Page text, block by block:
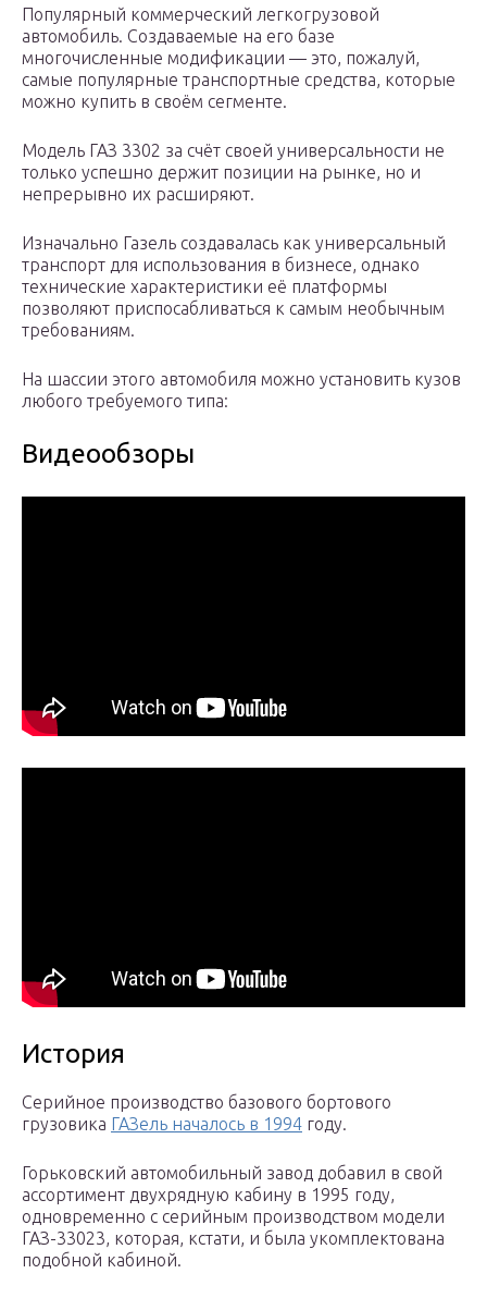
Популярный коммерческий легкогрузовой
автомобиль. Создаваемые на его базе
многочисленные модификации — это, пожалуй,
самые популярные транспортные средства, которые
можно купить в своём сегменте.
Модель ГАЗ 3302 за счёт своей универсальности не
только успешно держит позиции на рынке, но и
непрерывно их расширяют.
Изначально Газель создавалась как универсальный
транспорт для использования в бизнесе, однако
технические характеристики её платформы
позволяют приспосабливаться к самым необычным
требованиям.
На шассии этого автомобиля можно установить кузов
любого требуемого типа:
Видеообзоры
История
Серийное производство базового бортового
грузовика ГАЗель началось в 1994 году.
Горьковский автомобильный завод добавил в свой
ассортимент двухрядную кабину в 1995 году,
одновременно с серийным производством модели
ГАЗ-33023, которая, кстати, и была укомплектована
подобной кабиной.